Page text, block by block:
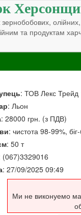
та продуктам
: ТОВ Лекс Трейд
: Льон
: 28000 грн. (з ПДВ)
: чистота 98-99%,
: 50 т
(067)3329016
: 27/09/2025 09:49
Ми не виконуемо